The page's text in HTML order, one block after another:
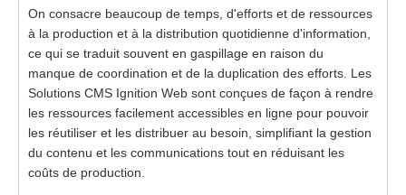
On consacre beaucoup de temps, d'efforts et de ressources
à la production et à la distribution quotidienne d'information,
ce qui se traduit souvent en gaspillage en raison du
manque de coordination et de la duplication des efforts. Les
Solutions CMS Ignition Web sont conçues de façon à rendre
les ressources facilement accessibles en ligne pour pouvoir
les réutiliser et les distribuer au besoin, simplifiant la gestion
du contenu et les communications tout en réduisant les
coûts de production.